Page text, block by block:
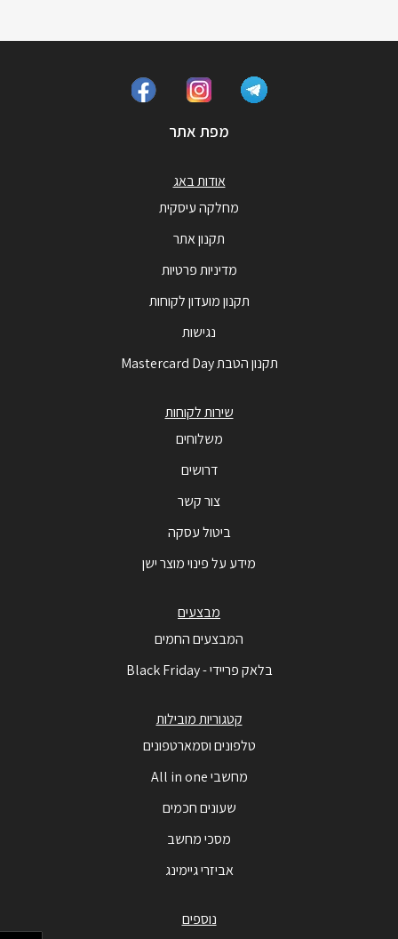
מפת אתר
אודות באג
מחלקה עיסקית
תקנון אתר
מדיניות פרטיות
תקנון מועדון לקוחות
נגישות
תקנון הטבת Mastercard Day
שירות לקוחות
משלוחים
דרושים
צור קשר
ביטול עסקה
מידע על פינוי מוצר ישן
מבצעים
המבצעים החמים
בלאק פריידי - Black Friday
קטגוריות מובילות
טלפונים וסמארטפונים
מחשבי All in one
שעונים חכמים
מסכי מחשב
אביזרי גיימינג
נוספים